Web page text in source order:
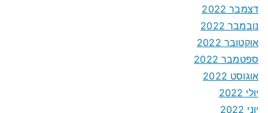
דצמבר 2022
נובמבר 2022
אוקטובר 2022
ספטמבר 2022
אוגוסט 2022
יולי 2022
יוני 2022